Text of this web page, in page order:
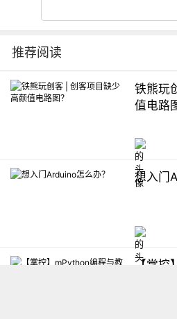
推荐阅读
铁熊玩
值电路
想入门
【掌控